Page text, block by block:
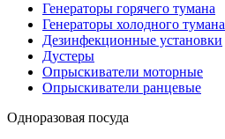
Генераторы горячего тумана
Генераторы холодного тумана
Дезинфекционные установки
Дустеры
Опрыскиватели моторные
Опрыскиватели ранцевые
Одноразовая посуда